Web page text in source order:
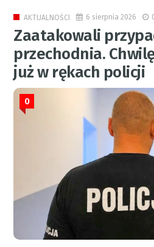
AKTUALNOŚCI 6 sierpnia 2026
Zaatakowali
przechodnia.
już w rękach policji
0